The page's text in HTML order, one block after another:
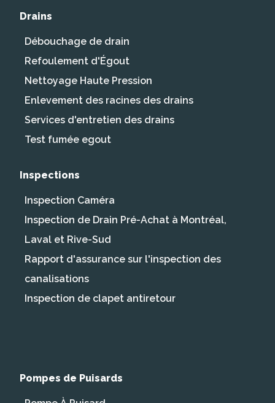
Drains
Débouchage de drain
Refoulement d'Égout
Nettoyage Haute Pression
Enlevement des racines des drains
Services d'entretien des drains
Test fumée egout
Inspections
Inspection Caméra
Inspection de Drain Pré-Achat à Montréal,
Laval et Rive-Sud
Rapport d'assurance sur l'inspection des
canalisations
Inspection de clapet antiretour
Pompes de Puisards